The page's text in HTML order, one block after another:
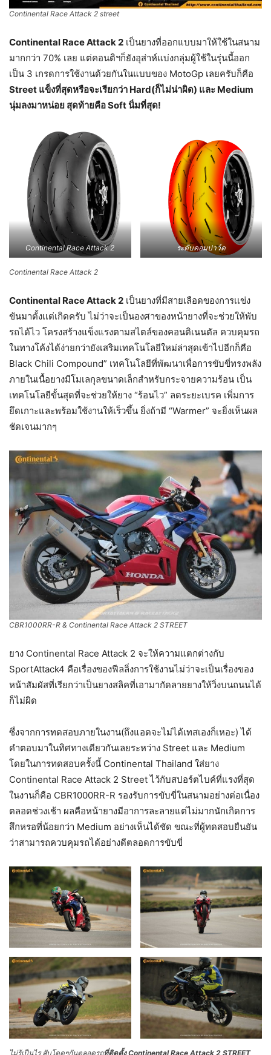
Continental Race Attack 2 street
Continental Race Attack 2 เป็นยางที่ออกแบบมาให้ใช้ในสนาม
มากกว่า 70% เลย แต่คอนติฯก็ยังอุส่าห์แบ่งกลุ่มผู้ใช้ในรุ่นนี้ออก
เป็น 3 เกรดการใช้งานด้วยกันในแบบของ MotoGp เลยครับก็คือ
Street แข็งที่สุดหรือจะเรียกว่า Hard(ก็ไม่น่าผิด) และ Medium
นุ่มลงมาหน่อย สุดท้ายคือ Soft นิ่มที่สุด!
Continental Race Attack 2 ระดับคอมปาว์ด
Continental Race Attack 2
Continental Race Attack 2 เป็นยางที่มีสายเลือดของการเเข่ง
ขันมาตั้งเเต่เกิดครับ ไม่ว่าจะเป็นองศาของหน้ายางที่จะช่วยให้พับ
รถได้ไว โครงสร้างแข็งแรงตามสไตล์ของคอนติเนนตัล ควบคุมรถ
ในทางโค้งได้ง่ายกว่ายังเสริมเทคโนโลยีใหม่ล่าสุดเข้าไปอีกก็คือ
Black Chili Compound” เทคโนโลยีที่พัฒนาเพื่อการขับขี่ทรงพลัง
ภายในเนื้อยางมีโมเลกุลขนาดเล็กสำหรับกระจายความร้อน เป็น
เทคโนโลยีขั้นสุดที่จะช่วยให้ยาง “ร้อนไว” ลดระยะเบรค เพิ่มการ
ยึดเกาะและพร้อมใช้งานให้เร็วขึ้น ยิ่งถ้ามี “Warmer” จะยิ่งเห็นผล
ชัดเจนมากๆ
CBR1000RR-R & Continental Race Attack 2 STREET
ยาง Continental Race Attack 2 จะให้ความแตกต่างกับ
SportAttack4 คือเรื่องของฟีลลิ่งการใช้งานไม่ว่าจะเป็นเรื่องของ
หน้าสัมผัสที่เรียกว่าเป็นยางสลิคที่เอามากัดลายยางให้วิ่งบนถนนได้
ก็ไม่ผิด
ซึ่งจากการทดสอบภายในงาน(ถึงแอดจะไม่ได้เทสเองก็เหอะ) ได้
คำตอบมาในทิศทางเดียวกันเลยระหว่าง Street และ Medium
โดยในการทดสอบครั้งนี้ Continental Thailand ใส่ยาง
Continental Race Attack 2 Street ไว้กับสปอร์ตไบค์ที่แรงที่สุด
ในงานก็คือ CBR1000RR-R รองรับการขับขี่ในสนามอย่างต่อเนื่อง
ตลอดช่วงเช้า ผลคือหน้ายางมีอาการละลายแต่ไม่มากนักเกิดการ
สึกหรอที่น้อยกว่า Medium อย่างเห็นได้ชัด ขณะที่ผู้ทดสอบยืนยัน
ว่าสามารถควบคุมรถได้อย่างดีตลอดการขับขี่
ไม่รู้เป็นไร สับโดดๆกันตลอดรถที่ติดตั้ง Continental Race Attack 2 STREET